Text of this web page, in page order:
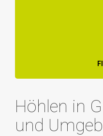
Höhlen in
und